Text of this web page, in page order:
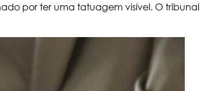
por ter uma tatuagem visível. O tribunal